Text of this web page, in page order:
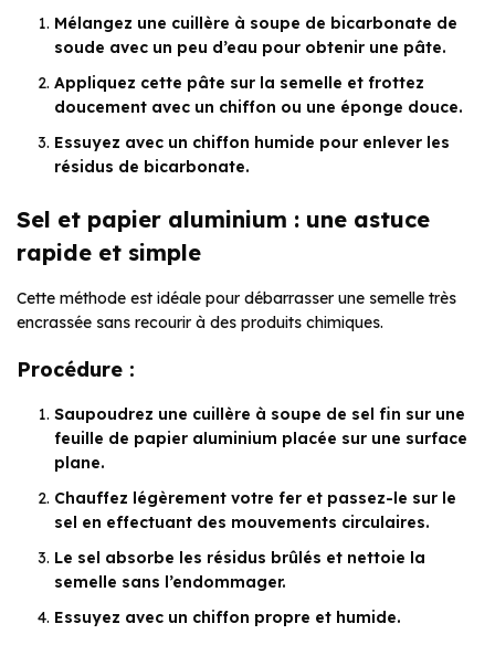
Mélangez une cuillère à soupe de bicarbonate de
soude avec un peu d’eau pour obtenir une pâte.
Appliquez cette pâte sur la semelle et frottez
doucement avec un chiffon ou une éponge douce.
Essuyez avec un chiffon humide pour enlever les
résidus de bicarbonate.
Sel et papier aluminium : une astuce
rapide et simple
Cette méthode est idéale pour débarrasser une semelle très
encrassée sans recourir à des produits chimiques.
Procédure :
Saupoudrez une cuillère à soupe de sel fin sur une
feuille de papier aluminium placée sur une surface
plane.
Chauffez légèrement votre fer et passez-le sur le
sel en effectuant des mouvements circulaires.
Le sel absorbe les résidus brûlés et nettoie la
semelle sans l’endommager.
Essuyez avec un chiffon propre et humide.